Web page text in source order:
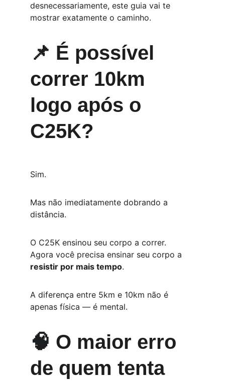
desnecessariamente, este guia vai te
mostrar exatamente o caminho.
📌 É possível
correr 10km
logo após o
C25K?
Sim.
Mas não imediatamente dobrando a
distância.
O C25K ensinou seu corpo a correr.
Agora você precisa ensinar seu corpo a
resistir por mais tempo.
A diferença entre 5km e 10km não é
apenas física — é mental.
🧠 O maior erro
de quem tenta